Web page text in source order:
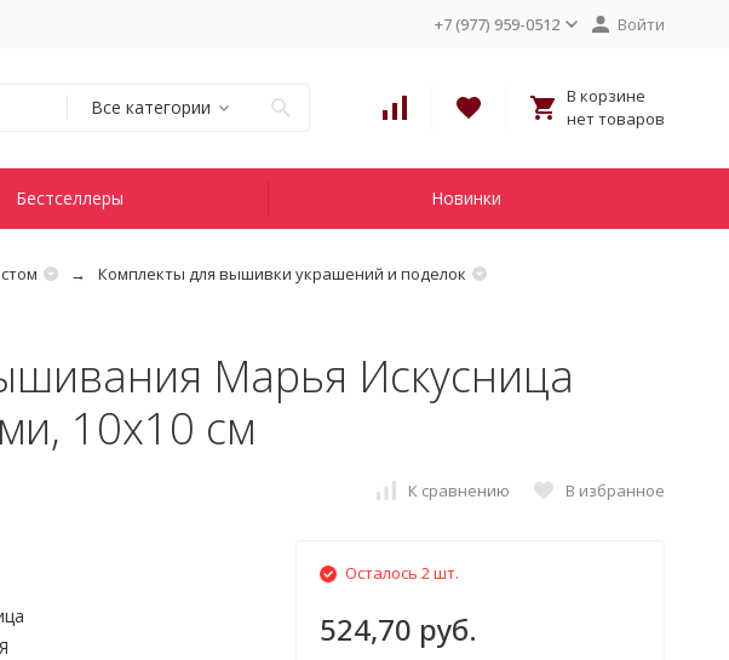
+7 (977) 959-0512 Войти
Все категории
В корзине
нет товаров
Бестселлеры Новинки
Комплекты для вышивки украшений и поделок
Марья Искусница
10х10 см
К сравнению В избранное
Осталось 2 шт.
524,70 руб.